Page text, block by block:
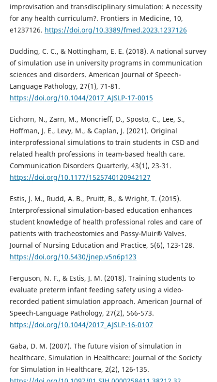
improvisation and transdisciplinary simulation: A necessity
for any health curriculum?. Frontiers in Medicine, 10,
e1237126. https://doi.org/10.3389/fmed.2023.1237126
Dudding, C. C., & Nottingham, E. E. (2018). A national survey
of simulation use in university programs in communication
sciences and disorders. American Journal of Speech-
Language Pathology, 27(1), 71-81.
https://doi.org/10.1044/2017_AJSLP-17-0015
Eichorn, N., Zarn, M., Moncrieff, D., Sposto, C., Lee, S.,
Hoffman, J. E., Levy, M., & Caplan, J. (2021). Original
interprofessional simulations to train students in CSD and
related health professions in team-based health care.
Communication Disorders Quarterly, 43(1), 23-31.
https://doi.org/10.1177/1525740120942127
Estis, J. M., Rudd, A. B., Pruitt, B., & Wright, T. (2015).
Interprofessional simulation-based education enhances
student knowledge of health professional roles and care of
patients with tracheostomies and Passy-Muir® Valves.
Journal of Nursing Education and Practice, 5(6), 123-128.
https://doi.org/10.5430/jnep.v5n6p123
Ferguson, N. F., & Estis, J. M. (2018). Training students to
evaluate preterm infant feeding safety using a video-
recorded patient simulation approach. American Journal of
Speech-Language Pathology, 27(2), 566-573.
https://doi.org/10.1044/2017_AJSLP-16-0107
Gaba, D. M. (2007). The future vision of simulation in
healthcare. Simulation in Healthcare: Journal of the Society
for Simulation in Healthcare, 2(2), 126-135.